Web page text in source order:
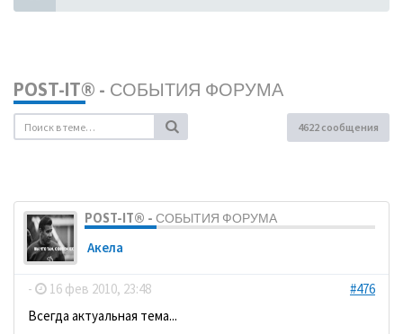
POST-IT® - СОБЫТИЯ ФОРУМА
4622 сообщения
POST-IT® - СОБЫТИЯ ФОРУМА
Акела
- 16 фев 2010, 23:48
#476
Всегда актуальная тема...